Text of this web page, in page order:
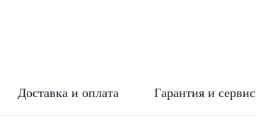
Доставка и оплата Гарантия и сервис